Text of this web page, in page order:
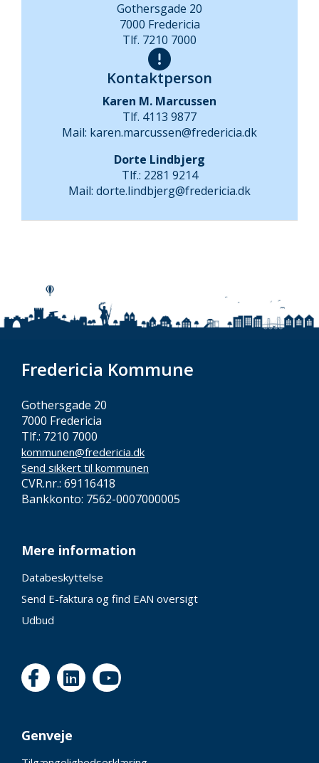
Gothersgade 20
7000 Fredericia
Tlf. 7210 7000
Kontaktperson
Karen M. Marcussen
Tlf. 4113 9877
Mail: karen.marcussen@fredericia.dk
Dorte Lindbjerg
Tlf.: 2281 9214
Mail: dorte.lindbjerg@fredericia.dk
Fredericia Kommune
Gothersgade 20
7000 Fredericia
Tlf.: 7210 7000
kommunen@fredericia.dk
Send sikkert til kommunen
CVR.nr.: 69116418
Bankkonto: 7562-0007000005
Mere information
Databeskyttelse
Send E-faktura og find EAN oversigt
Udbud
Genveje